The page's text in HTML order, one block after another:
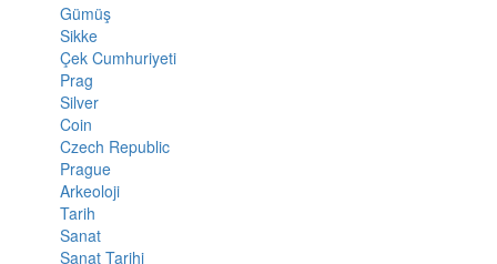
Gümüş
Sikke
Çek Cumhuriyeti
Prag
Silver
Coin
Czech Republic
Prague
Arkeoloji
Tarih
Sanat
Sanat Tarihi